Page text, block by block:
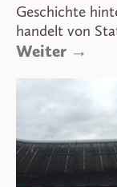
Geschichte
handelt von
Weiter →